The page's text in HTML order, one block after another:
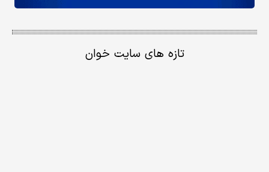
تازه های سایت خوان